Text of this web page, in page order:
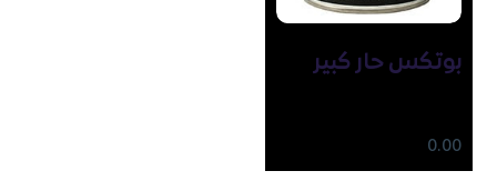
بوتكس حار كبير
0.00